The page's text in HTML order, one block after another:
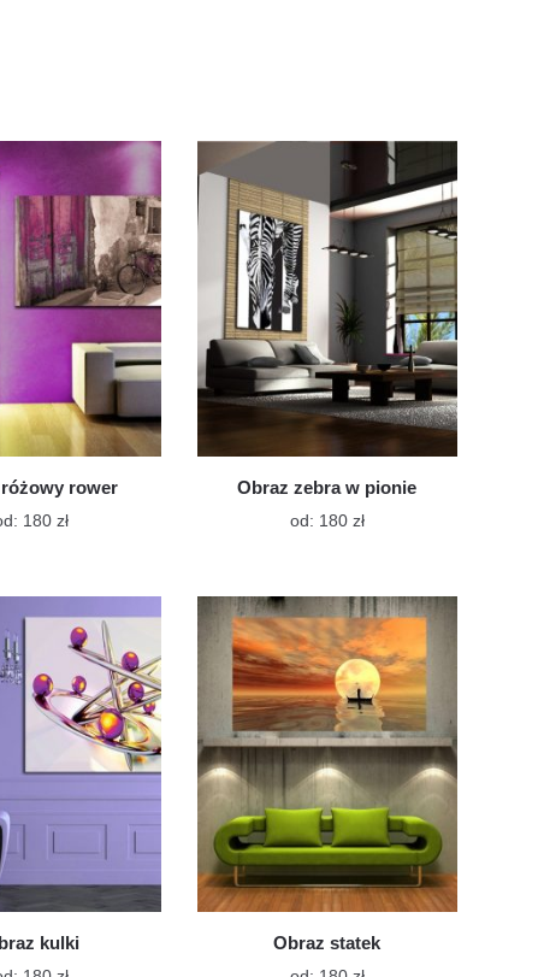
rower
180 złTen
wiele
wariantów.
Opcje
można
wybrać
na
stronie
Obraz zebra w pionie
od: 180 złTen
wiele
wariantów.
Opcje
można
wybrać
na
stronie
produktu
kulki Obraz statek